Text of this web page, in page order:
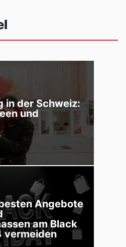
in der Schweiz:
und
Angebote
am Black
vermeiden